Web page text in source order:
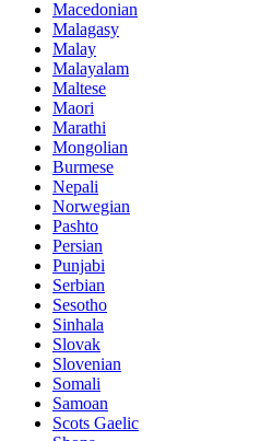
Macedonian
Malagasy
Malay
Malayalam
Maltese
Maori
Marathi
Mongolian
Burmese
Nepali
Norwegian
Pashto
Persian
Punjabi
Serbian
Sesotho
Sinhala
Slovak
Slovenian
Somali
Samoan
Scots Gaelic